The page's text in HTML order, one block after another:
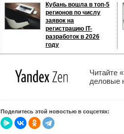
Кубань вошла в топ-5
регионов по числу
заявок на
регистрацию IT-
разработок в 2026
году
Читайте
деловые
Поделитесь этой новостью в соцсетях: